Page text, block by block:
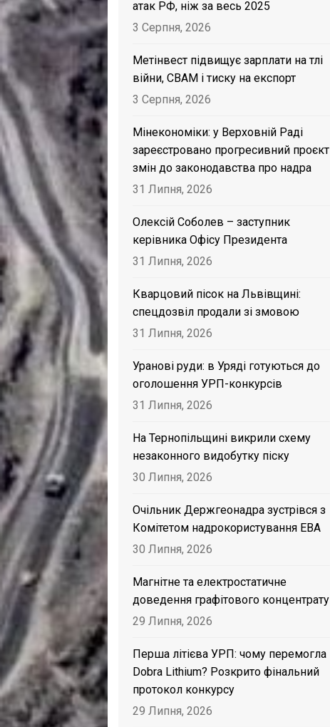
атак РФ, ніж за весь 2025
3 Серпня, 2026
Метінвест підвищує зарплати на тлі
війни, CBAM і тиску на експорт
3 Серпня, 2026
Мінекономіки: у Верховній Раді
зареєстровано прогресивний проєкт
змін до законодавства про надра
31 Липня, 2026
Олексій Соболев – заступник
керівника Офісу Президента
31 Липня, 2026
Кварцовий пісок на Львівщині:
спецдозвіл продали зі змовою
31 Липня, 2026
Уранові руди: в Уряді готуються до
оголошення УРП-конкурсів
31 Липня, 2026
На Тернопільщині викрили схему
незаконного видобутку піску
30 Липня, 2026
Очільник Держгеонадра зустрівся з
Комітетом надрокористування EBA
30 Липня, 2026
Магнітне та електростатичне
доведення графітового концентрату
29 Липня, 2026
Перша літієва УРП: чому перемогла
Dobra Lithium? Розкрито фінальний
протокол конкурсу
29 Липня, 2026